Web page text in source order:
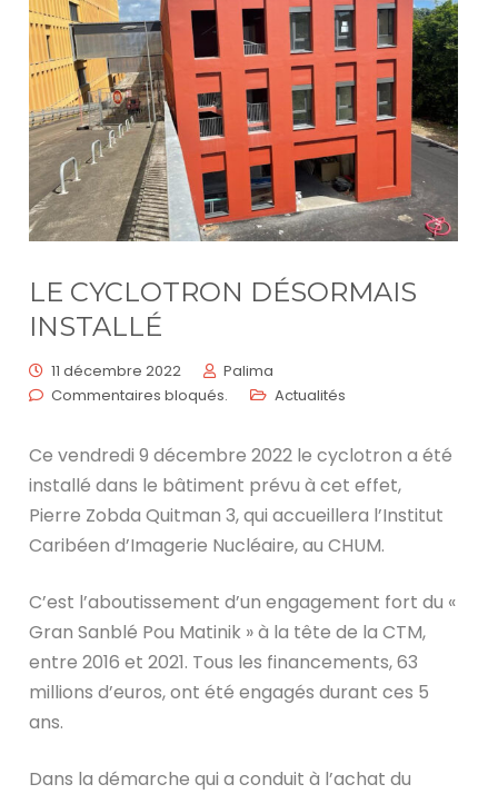
LE CYCLOTRON DÉSORMAIS
INSTALLÉ
11 décembre 2022
Palima
Commentaires bloqués.
Actualités
Ce vendredi 9 décembre 2022 le cyclotron a été
installé dans le bâtiment prévu à cet effet,
Pierre Zobda Quitman 3, qui accueillera l’Institut
Caribéen d’Imagerie Nucléaire, au CHUM.
C’est l’aboutissement d’un engagement fort du «
Gran Sanblé Pou Matinik » à la tête de la CTM,
entre 2016 et 2021. Tous les financements, 63
millions d’euros, ont été engagés durant ces 5
ans.
Dans la démarche qui a conduit à l’achat du